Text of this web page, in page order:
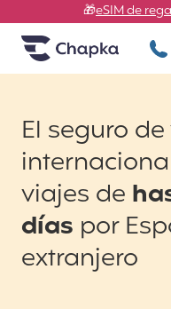
Ir directamente al contenido
Chapka🎁eSIM de
El seguro
viajes de
días por
extranjero